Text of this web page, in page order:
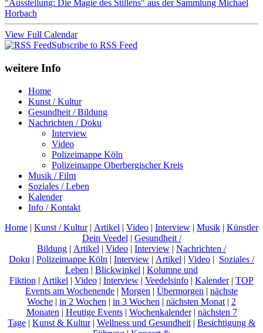
"Ausstellung: Die Magie des Stillens" aus der Sammlung Michael
Horbach
View Full Calendar
Subscribe to RSS Feed
weitere Info
Home
Kunst / Kultur
Gesundheit / Bildung
Nachrichten / Doku
Interview
Video
Polizeimappe Köln
Polizeimappe Oberbergischer Kreis
Musik / Film
Soziales / Leben
Kalender
Info / Kontakt
Home | Kunst / Kultur| Artikel | Video | Interview | Musik | Künstler
Dein Veedel | Gesundheit /
Bildung | Artikel | Video | Interview | Nachrichten /
Doku | Polizeimappe Köln | Interview | Artikel | Video | Soziales /
Leben | Blickwinkel | Kolumne und
Fiktion | Artikel | Video | Interview | Veedelsinfo | Kalender| TOP
Events am Wochenende | Morgen | Übermorgen | nächste
Woche | in 2 Wochen | in 3 Wochen | nächsten Monat | 2
Monaten | Heutige Events| Wochenkalender| nächsten 7
Tage | Kunst & Kultur| Wellness und Gesundheit | Besichtigung &